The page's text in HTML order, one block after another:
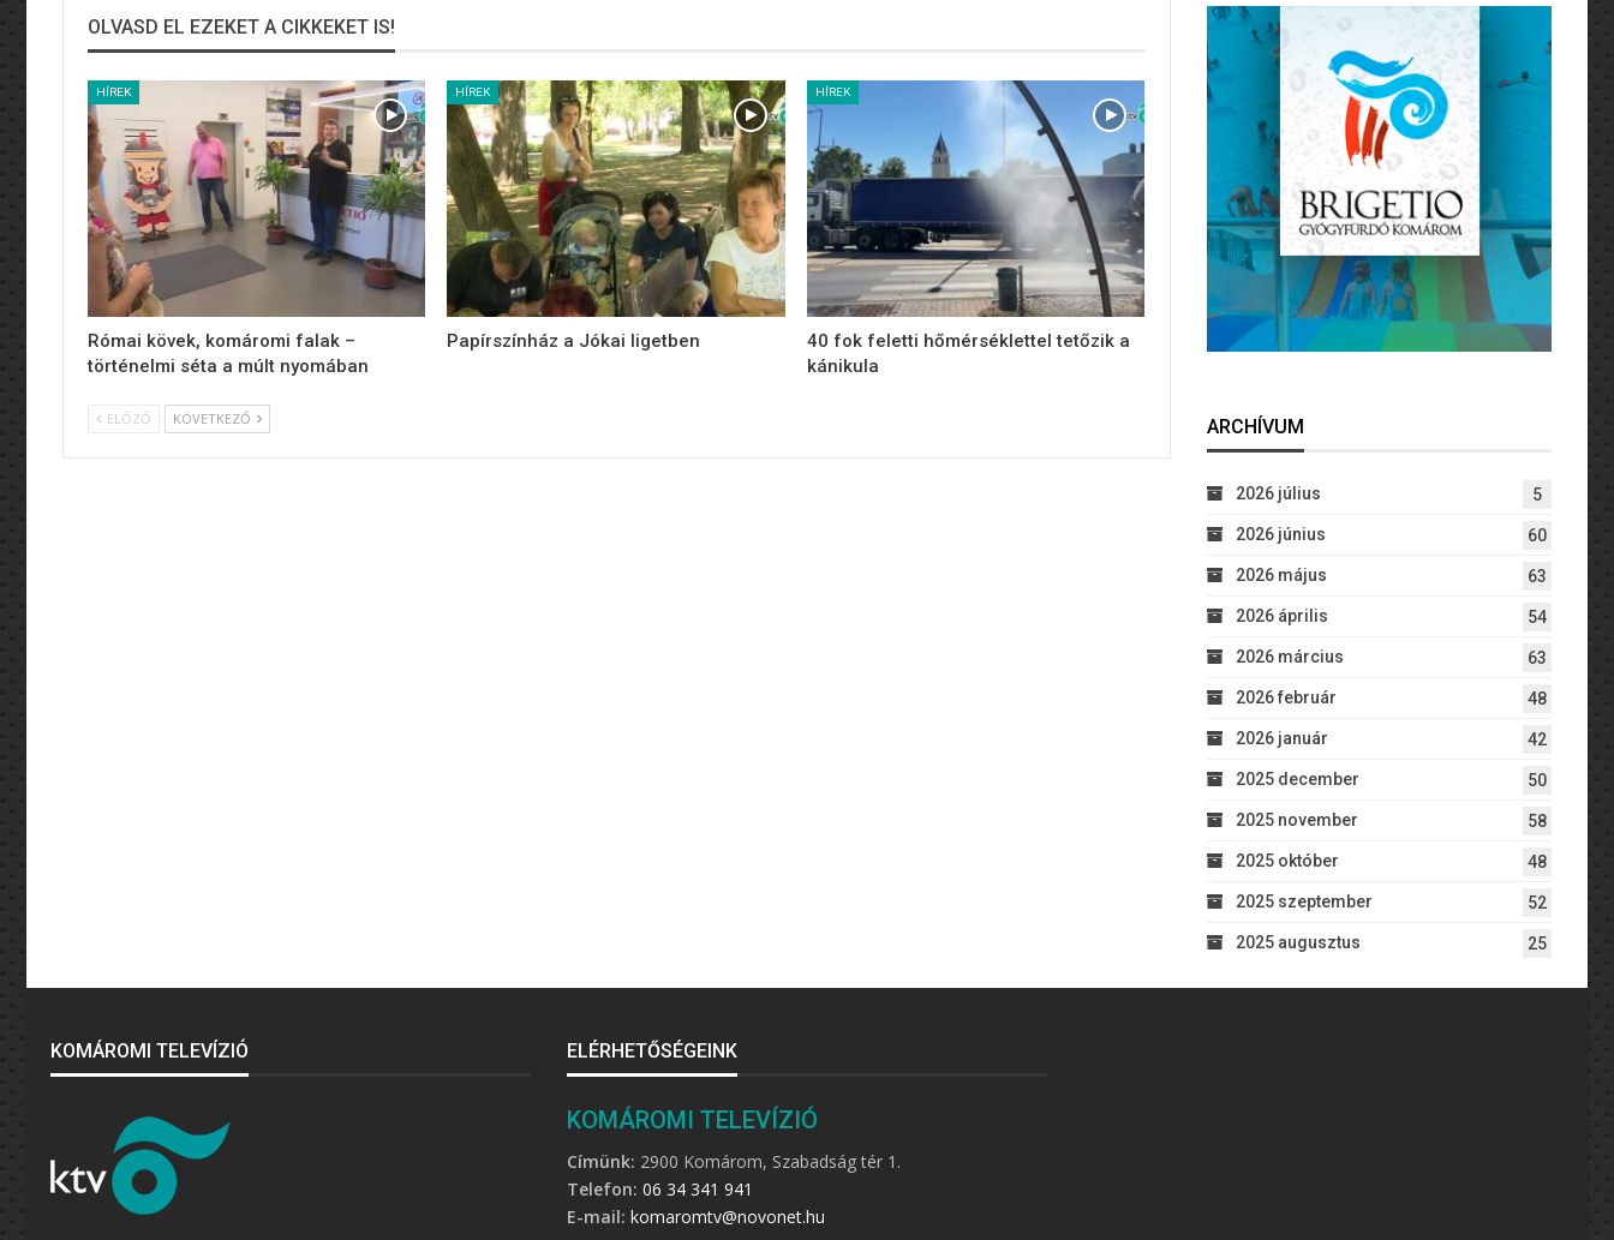
OLVASD EL EZEKET A CIKKEKET IS!
HÍREK
Római kövek, komáromi falak –
történelmi séta a múlt nyomában
HÍREK
Papírszínház a Jókai ligetben
HÍREK
40 fok feletti hőmérséklettel tetőzik a
kánikula
ELŐZŐ KÖVETKEZŐ ARCHÍVUM
2026 július 5
2026 június 60
2026 május 63
2026 április 54
2026 március 63
2026 február 48
2026 január 42
2025 december 50
2025 november 58
2025 október 48
2025 szeptember 52
2025 augusztus 25
KOMÁROMI TELEVÍZIÓ ELÉRHETŐSÉGEINK
KOMÁROMI TELEVÍZIÓ
Címünk: 2900 Komárom, Szabadság tér 1.
Telefon: 06 34 341 941
E-mail: komaromtv@novonet.hu